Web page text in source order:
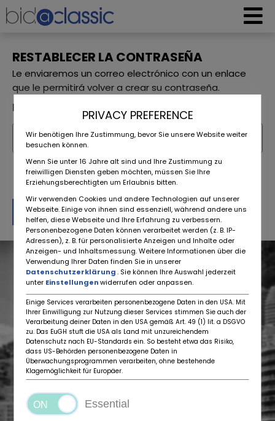
RESTABLECER LA CONTRASEÑA
Le enviaremos un correo electrónico con un enlace
que le permitirá volver a crear su contraseña.
Dirección de correo electrónico
postergar
PRIVACY PREFERENCE
Wir benötigen Ihre Zustimmung, bevor Sie unsere Website weiter
besuchen können.
Wenn Sie unter 16 Jahre alt sind und Ihre Zustimmung zu
freiwilligen Diensten geben möchten, müssen Sie Ihre
Erziehungsberechtigten um Erlaubnis bitten.
Wir verwenden Cookies und andere Technologien auf unserer
Webseite. Einige von ihnen sind essenziell, während andere uns
helfen, diese Webseite und Ihre Erfahrung zu verbessern.
Personenbezogene Daten können verarbeitet werden (z. B. IP-
Adressen), z. B. für personalisierte Anzeigen und Inhalte oder
Anzeigen- und Inhaltsmessung. Weitere Informationen über die
Verwendung Ihrer Daten finden Sie in unserer
Datenschutzerklärung. Sie können Ihre Auswahl jederzeit
unter Einstellungenwiderrufen oder anpassen.
Einige Services verarbeiten personenbezogene Daten in den USA. Mit
Ihrer Einwilligung zur Nutzung dieser Services stimmen Sie auch der
Verarbeitung deiner Daten in den USA gemäß Art. 49 (1) lit. a DSGVO
zu. Das EuGH stuft die USA als Land mit unzureichendem
Datenschutz nach EU-Standards ein. So besteht etwa das Risiko,
dass US-Behörden personenbezogene Daten in
Überwachungsprogrammen verarbeiten, ohne bestehende
Klagemöglichkeit für Europäer.
Essential